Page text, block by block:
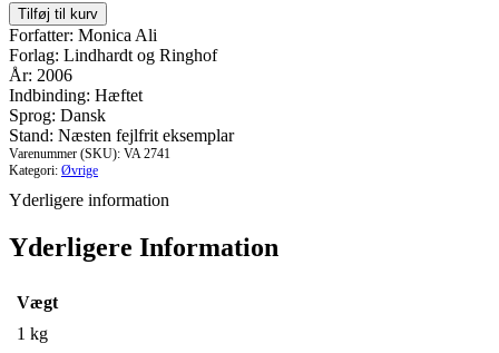
Alentejo
blå
antal
Tilføj til kurv
Forfatter: Monica Ali
Forlag: Lindhardt og Ringhof
År: 2006
Indbinding: Hæftet
Sprog: Dansk
Stand: Næsten fejlfrit eksemplar
Varenummer (SKU): VA 2741
Kategori: Øvrige
Yderligere information
Yderligere Information
Vægt
1 kg